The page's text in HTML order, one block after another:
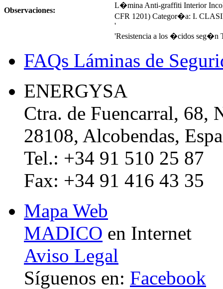
Observaciones:
L�mina Anti-graffiti Interior
CFR 1201) Categor�a: I.
'
'Resistencia a los �cidos seg�n
FAQs Láminas de
ENERGYSA
Ctra. de Fuencarral, 68,
28108, Alcobendas,
Tel.: +34 91 510 25 87
Fax: +34 91 416 43 35
Mapa Web
MADICO en Internet
Aviso Legal
Síguenos en: Facebook